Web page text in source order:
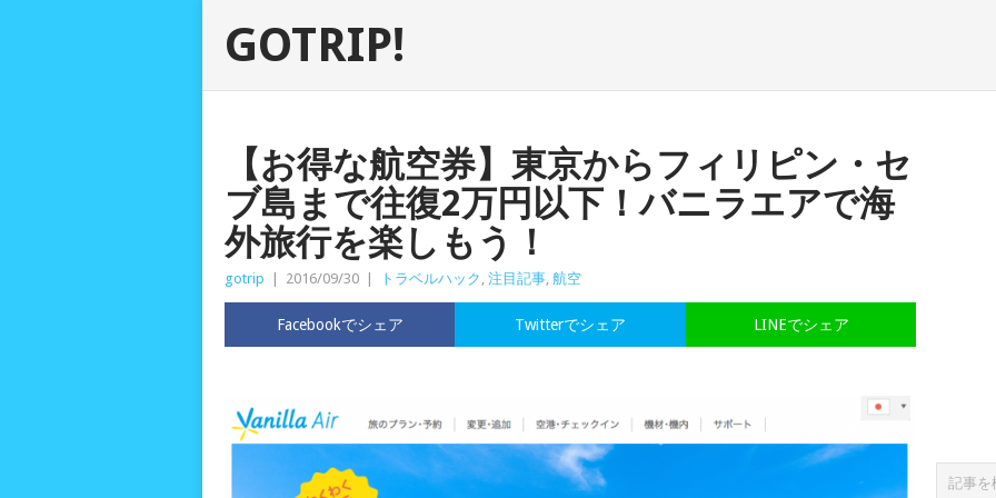
GOTRIP!
【お得な航空券】東京からフィリピン・セ
ブ島まで往復2万円以下！バニラエアで海
外旅行を楽しもう！
gotrip 2016/09/30 トラベルハック , 注目記事, 航空
Facebookでシェア LINEでシェア
Twitterでシェア